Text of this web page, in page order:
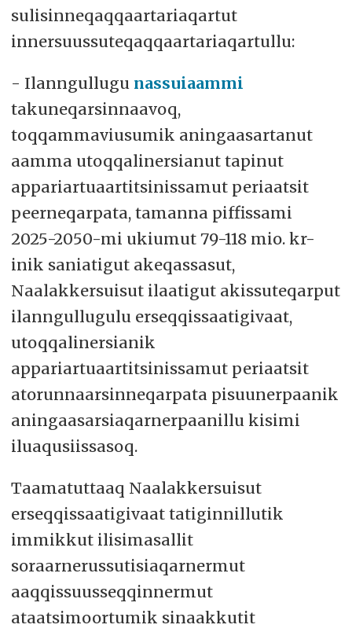
sulisinneqaqqaartariaqartut
innersuussuteqaqqaartariaqartullu:
- Ilanngullugu nassuiaammi
takuneqarsinnaavoq,
toqqammaviusumik aningaasartanut
aamma utoqqalinersianut tapinut
appariartuaartitsinissamut periaatsit
peerneqarpata, tamanna piffissami
2025-2050-mi ukiumut 79-118 mio. kr-
inik saniatigut akeqassasut,
Naalakkersuisut ilaatigut akissuteqarput
ilanngullugulu erseqqissaatigivaat,
utoqqalinersianik
appariartuaartitsinissamut periaatsit
atorunnaarsinneqarpata pisuunerpaanik
aningaasarsiaqarnerpaanillu kisimi
iluaqusiissasoq.
Taamatuttaaq Naalakkersuisut
erseqqissaatigivaat tatiginnillutik
immikkut ilisimasallit
soraarnerussutisiaqarnermut
aaqqissuusseqqinnermut
ataatsimoortumik sinaakkutit